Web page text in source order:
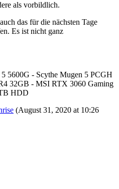
als vorbildlich.
das für die nächsten Tage
Es ist nicht ganz
5600G - Scythe Mugen 5 PCGH
32GB - MSI RTX 3060 Gaming
HDD
(August 31, 2020 at 10:26